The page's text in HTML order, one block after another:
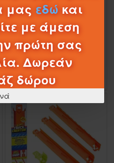
μας εδώ και
με άμεση
πρώτη σας
Δωρεάν
δώρου
1-085209 0008.3022
ΦΡΙΞΙΟΝ ΦΑΓΑΝΑ ΠΑΡΑΛΙΑΣ 32CΜ ΣΕ
ΡVC 3022
11,95€